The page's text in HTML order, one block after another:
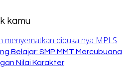
kamu
Belajar: SMP MMT Mercubuana
Nilai Karakter